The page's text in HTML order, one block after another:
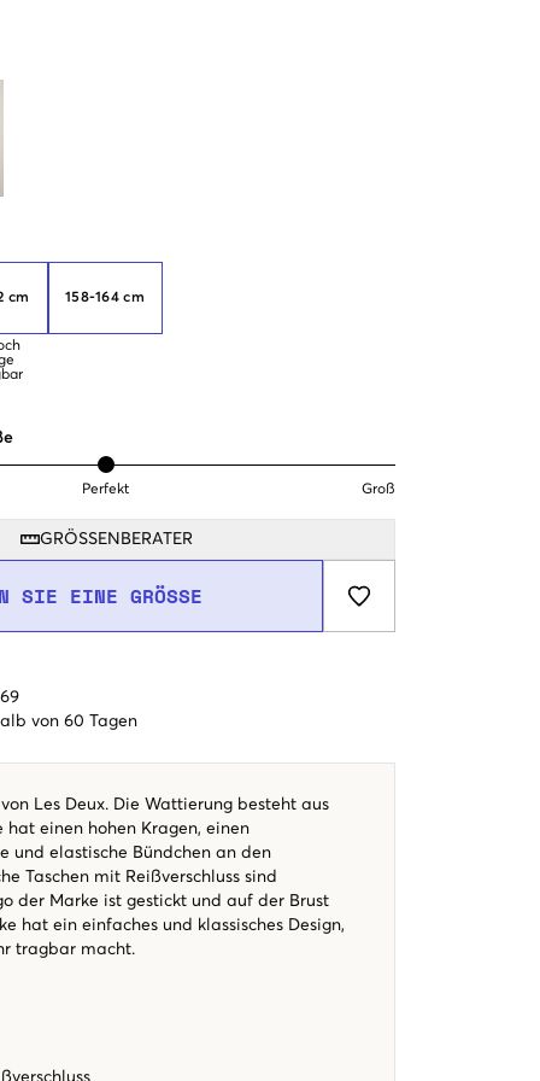
cm 158-164 cm
Perfekt Groß
GRÖSSENBERATER
SIE EINE GRÖSSE
von 60 Tagen
Les Deux. Die Wattierung besteht aus
hat einen hohen Kragen, einen
und elastische Bündchen an den
Taschen mit Reißverschluss sind
der Marke ist gestickt und auf der Brust
hat ein einfaches und klassisches Design,
tragbar macht.